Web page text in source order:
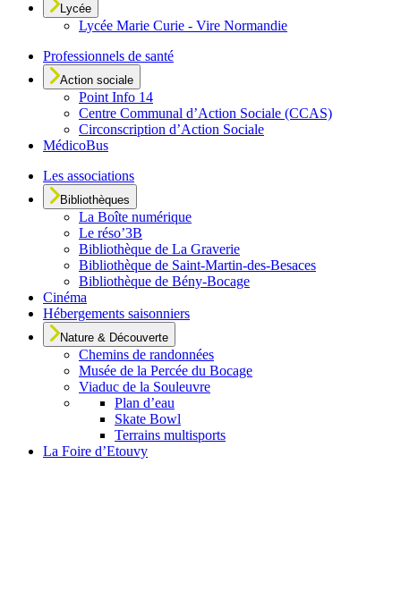
Lycée
Lycée Marie Curie - Vire Normandie
Professionnels de santé
Action sociale
Point Info 14
Centre Communal d’Action Sociale (CCAS)
Circonscription d’Action Sociale
MédicoBus
Les associations
Bibliothèques
La Boîte numérique
Le réso’3B
Bibliothèque de La Graverie
Bibliothèque de Saint-Martin-des-Besaces
Bibliothèque de Bény-Bocage
Cinéma
Hébergements saisonniers
Nature & Découverte
Chemins de randonnées
Musée de la Percée du Bocage
Viaduc de la Souleuvre
Plan d’eau
Skate Bowl
Terrains multisports
La Foire d’Etouvy